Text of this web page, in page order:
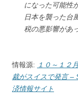
になった可能性
日本を襲った台
税の悪影響があ
情報源:
１０～１２
裁がスイスで発言 –
済情報サイト